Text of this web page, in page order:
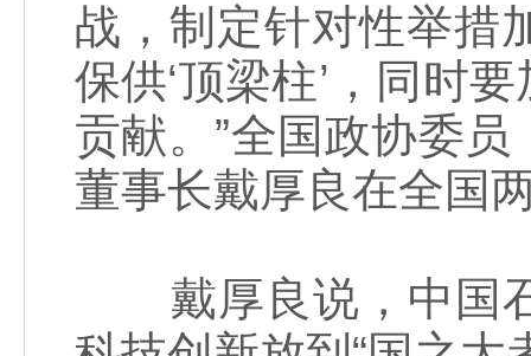
战，制定针对性举措
保供‘顶梁柱’，同时
贡献。”全国政协委
董事长戴厚良在全国
戴厚良说，中国石